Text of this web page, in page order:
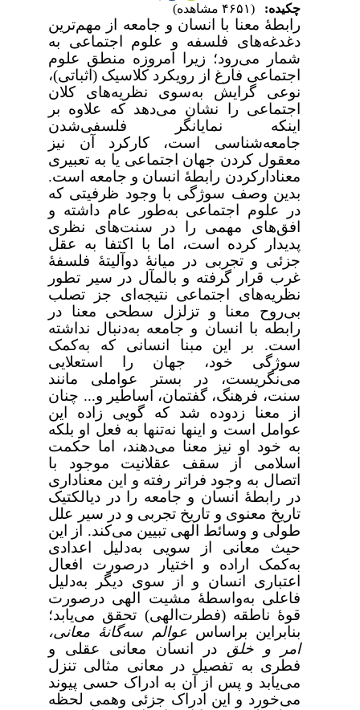
چکیده:
رابطۀ معنا با انسان و جامعه از مهم‌ترین
دغدغه‌های فلسفه و علوم اجتماعی به
‌شمار می‌رود؛ زیرا امروزه منطق علوم
اجتماعی فارغ از رویکرد کلاسیک (اثباتی)،
نوعی گرایش به‌سوی نظریه‌های کلان
اجتماعی را نشان می‌دهد که علاوه بر
اینکه نمایانگر فلسفی‌شدن
جامعه‌شناسی است، کارکرد آن نیز
معقول کردن جهان اجتماعی یا به تعبیری
معنادارکردن رابطۀ انسان و جامعه است.
بدین وصف سوژگی با وجود ظرفیتی که
در علوم اجتماعی به‌طور عام داشته و
افق‌های مهمی را در سنت‌های نظری
پدیدار کرده است، اما با اکتفا به عقل
جزئی و تجربی در میانۀ دوآلیتۀ فلسفۀ
غرب قرار گرفته و بالمآل در سیر تطور
نظریه‌های اجتماعی نتیجه‌ای جز تصلب
بی‌روح معنا و تزلزل سطحی معنادر
رابطه با انسان و جامعه به‌دنبال نداشته
است.
بر این مبنا انسانی که به‌کمک
سوژگی خود، جهان را استعلایی
می‌نگریست، در بستر عواملی مانند
سنت، فرهنگ، گفتمان، اساطیر و... چنان
از معنا زدوده شد که گویی زاده این
عوامل است و اینها نه‌تنها به فعل او بلکه
به خود او نیز معنا می‌دهند، اما حکمت
اسلامی از سقف عقلانیت موجود با
اتصال به وجود فراتر رفته و این معناداری
در رابطۀ انسان و جامعه را در دیالکتیک
تاریخ معنوی و تاریخ تجربی و در سیر علل
طولی و وسائط الهی تبیین می‌کند. از این
حیثمعانی از سویی به‌دلیل اعدادی
به‌کمک اراده و اختیار درصورت افعال
اعتباری انسان و از سوی دیگر به‌دلیل
فاعلی به‌واسطۀ مشیت‌ الهی درصورت
قوۀ ناطقه (فطرت‌الهی) تحقق می‌یابد؛
بنابراین براساسعوالم سه‌گانۀ معانی،
امر و خلقدر انسان معانی عقلی و
فطری به تفصیل در معانی مثالی تنزل
می‌یابد و پس از آن به ادراک حسی پیوند
می‌خورد و این ادراک جزئی وهمی لحظه